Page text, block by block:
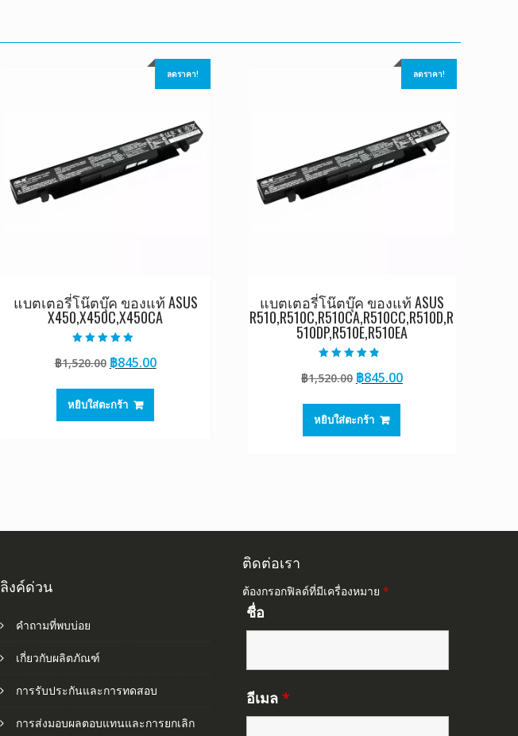
ลดราคา!
แบตเตอรี่โน๊ตบุ๊ค ของแท้ ASUS
X450,X450C,X450CA
5.00
ตั้งแต่ 1-5
฿1,520.00 Original
was:
฿1,520.00.
฿845.00Current
หยิบใส่ตะกร้า
ลดราคา!
แบตเตอรี่โน๊ตบุ๊ค ของแท้ ASUS
R510,R510C,R510CA,R510CC,R510D,R
510DP,R510E,R510EA
4.50
ตั้งแต่ 1-5
฿1,520.00 Original
was:
฿1,520.00.
฿845.00Current
หยิบใส่ตะกร้า
ลิงค์ด่วน
คำถามที่พบบ่อย
เกี่ยวกับผลิตภัณฑ์
การรับประกันและการทดสอบ
การส่งมอบผลตอบแทนและการยกเลิก
ติดต่อเรา
ต้องกรอกฟิลด์ที่มีเครื่องหมาย *
ชื่อ
อีเมล *